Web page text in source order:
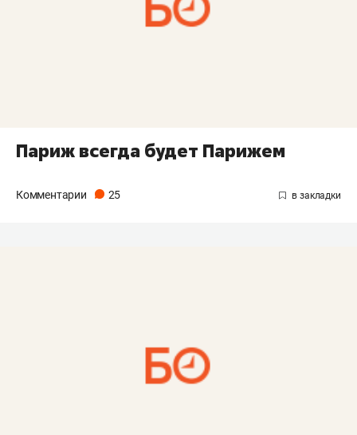
Париж всегда будет Парижем
Комментарии 25